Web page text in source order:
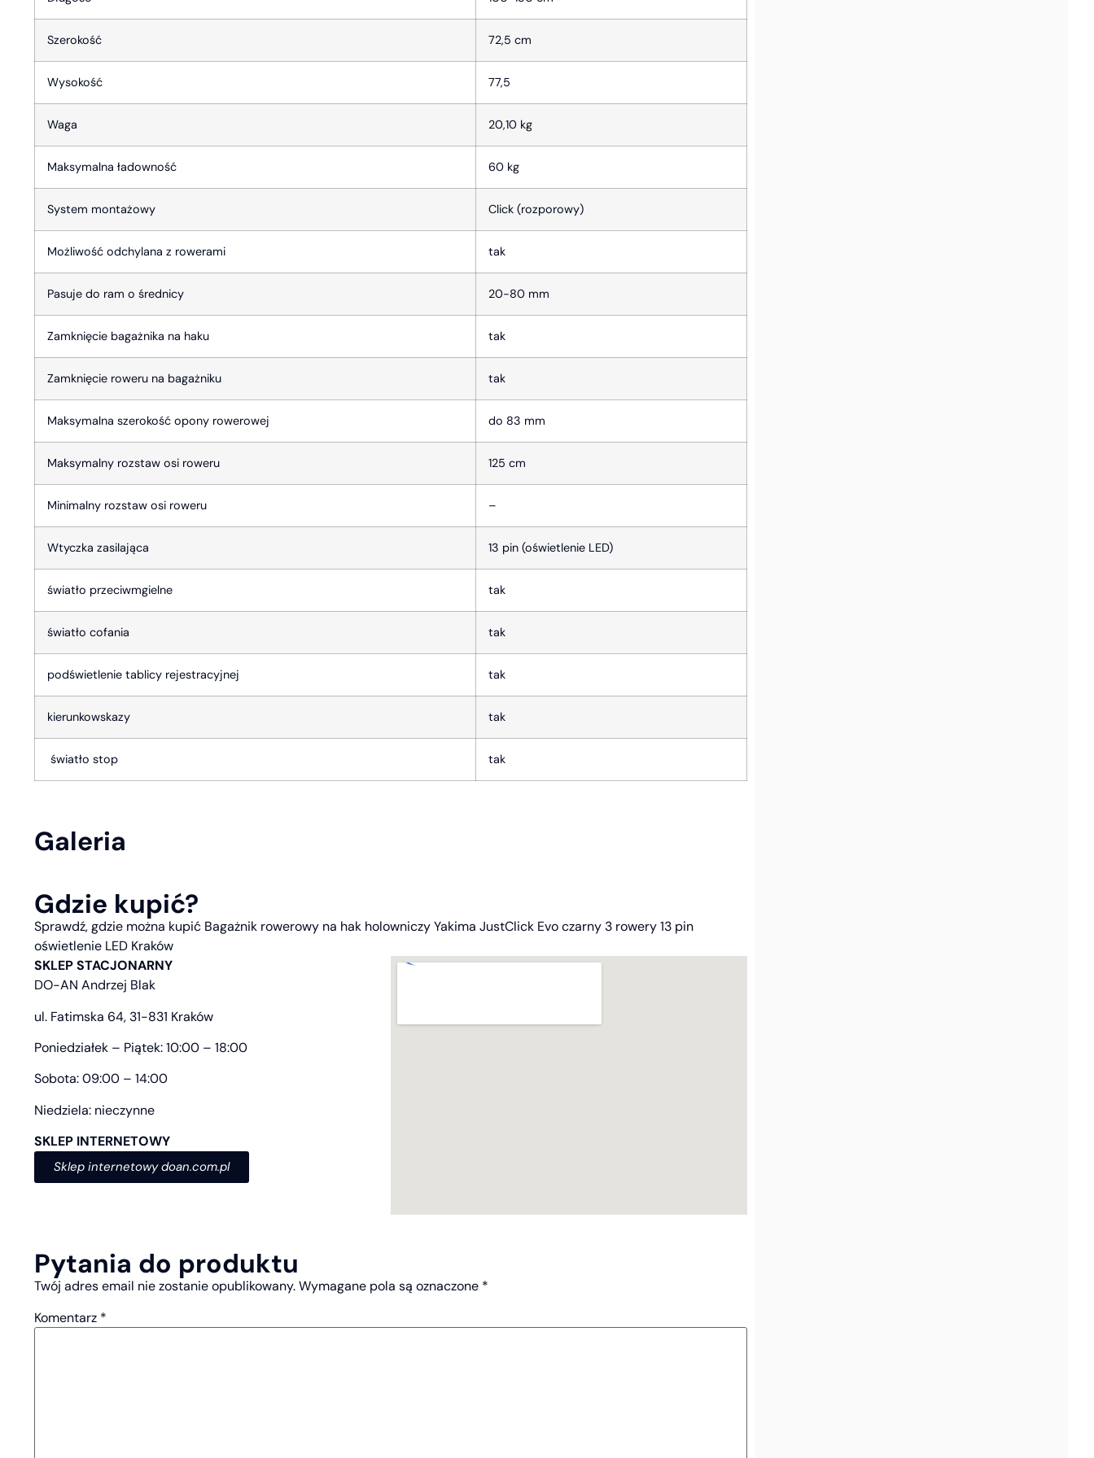
Szerokość 72,5 cm
Wysokość 77,5
Waga 20,10 kg
Maksymalna ładowność 60 kg
System montażowy Click (rozporowy)
Możliwość odchylana z rowerami tak
Pasuje do ram o średnicy 20-80 mm
Zamknięcie bagażnika na haku tak
Zamknięcie roweru na bagażniku tak
Maksymalna szerokość opony rowerowej do 83 mm
Maksymalny rozstaw osi roweru 125 cm
Minimalny rozstaw osi roweru –
Wtyczka zasilająca 13 pin (oświetlenie LED)
światło przeciwmgielne tak
światło cofania tak
podświetlenie tablicy rejestracyjnej tak
kierunkowskazy tak
światło stop tak
Galeria
Gdzie kupić?
Sprawdź, gdzie można kupić Bagażnik rowerowy na hak holowniczy Yakima JustClick Evo czarny 3 rowery 13 pin
oświetlenie LED Kraków
SKLEP STACJONARNY
DO-AN Andrzej Blak
ul. Fatimska 64, 31-831 Kraków
Poniedziałek – Piątek: 10:00 – 18:00
Sobota: 09:00 – 14:00
Niedziela: nieczynne
SKLEP INTERNETOWY
Sklep internetowy doan.com.pl
Pytania do produktu
Twój adres email nie zostanie opublikowany.Wymagane pola są oznaczone *
Komentarz *